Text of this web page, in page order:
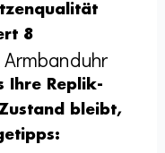
8
Ihre Replik-
bleibt,